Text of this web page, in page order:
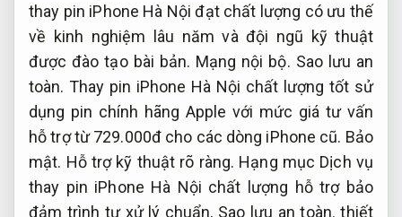
thay pin iPhone Hà Nội đạt chất lượng có ưu thế
về kinh nghiệm lâu năm và đội ngũ kỹ thuật
được đào tạo bài bản. Mạng nội bộ. Sao lưu an
toàn. Thay pin iPhone Hà Nội chất lượng tốt sử
dụng pin chính hãng Apple với mức giá tư vấn
hỗ trợ từ 729.000đ cho các dòng iPhone cũ. Bảo
mật. Hỗ trợ kỹ thuật rõ ràng. Hạng mục Dịch vụ
thay pin iPhone Hà Nội chất lượng hỗ trợ bảo
đảm trình tự xử lý chuẩn, Sao lưu an toàn. thiết